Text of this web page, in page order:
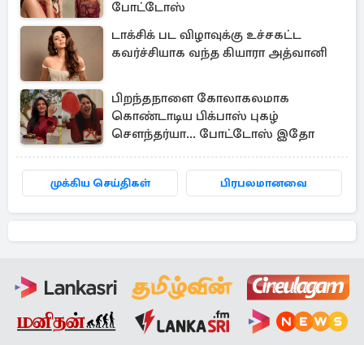
போட்டோஸ்
டாக்சிக் பட விழாவுக்கு உச்சகட்ட
கவர்ச்சியாக வந்த கியாரா அத்வானி
பிறந்தநாளை கோலாகலமாக
கொண்டாடிய பிக்பாஸ் புகழ்
சௌந்தர்யா... போட்டோஸ் இதோ
முக்கிய செய்திகள் பிரபலமானவை